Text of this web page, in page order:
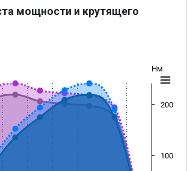
мощности и крутящего
Нм
100
200